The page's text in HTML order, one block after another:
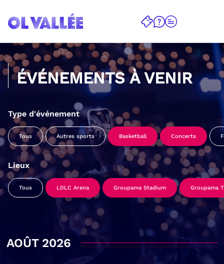
ÉVÉNEMENTS À VENIR
Type d'événement
Tous Autres sports Basketball Concerts
Lieux
Tous LDLC Arena Groupama Stadium Groupama
AOÛT 2026